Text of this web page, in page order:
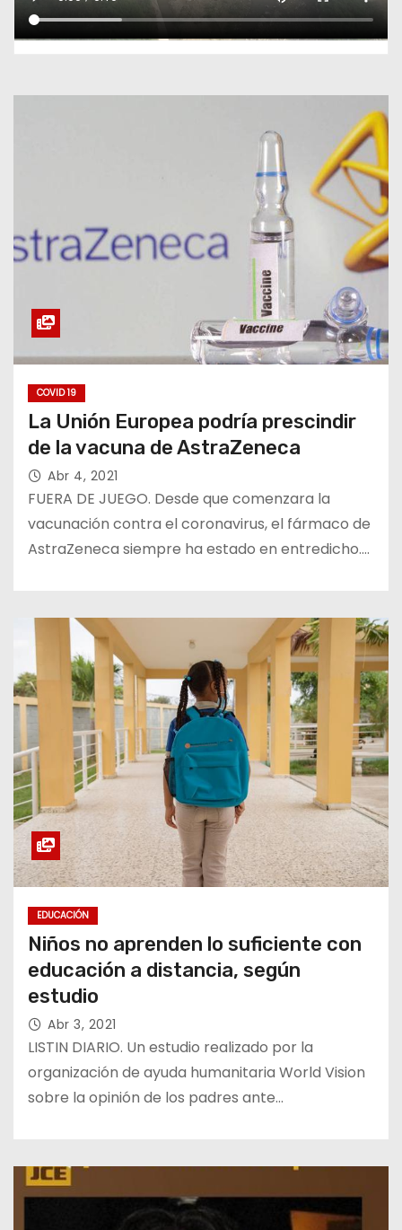
COVID 19
La Unión Europea podría prescindir
de la vacuna de AstraZeneca
Abr 4, 2021
FUERA DE JUEGO. Desde que comenzara la
vacunación contra el coronavirus, el fármaco de
AstraZeneca siempre ha estado en entredicho.…
EDUCACIÓN
Niños no aprenden lo suficiente con
educación a distancia, según
estudio
Abr 3, 2021
LISTIN DIARIO. Un estudio realizado por la
organización de ayuda humanitaria World Vision
sobre la opinión de los padres ante…